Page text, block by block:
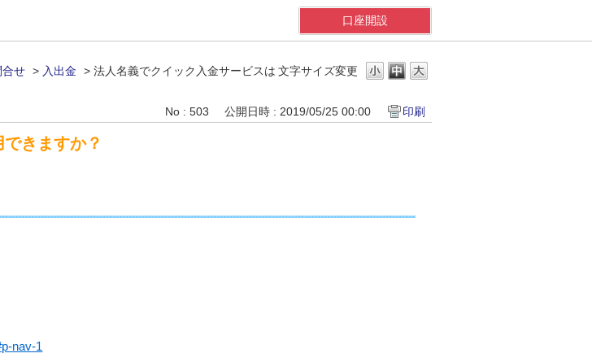
口座開設
文字サイズ変更
合せ > 入出金 > 法人名義でクイック入金サービスは
No : 503 公開日時 : 2019/05/25 00:00 印刷
きますか？
nav-1